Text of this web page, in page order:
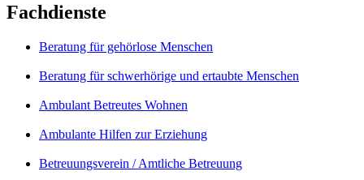
Fachdienste
Beratung für gehörlose Menschen
Beratung für schwerhörige und ertaubte Menschen
Ambulant Betreutes Wohnen
Ambulante Hilfen zur Erziehung
Betreuungsverein / Amtliche Betreuung